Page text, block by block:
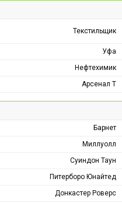
Текстильщик
Уфа
Нефтехимик
Арсенал Т
Барнет
Миллуолл
Суиндон Таун
Питерборо Юнайтед
Донкастер Роверс